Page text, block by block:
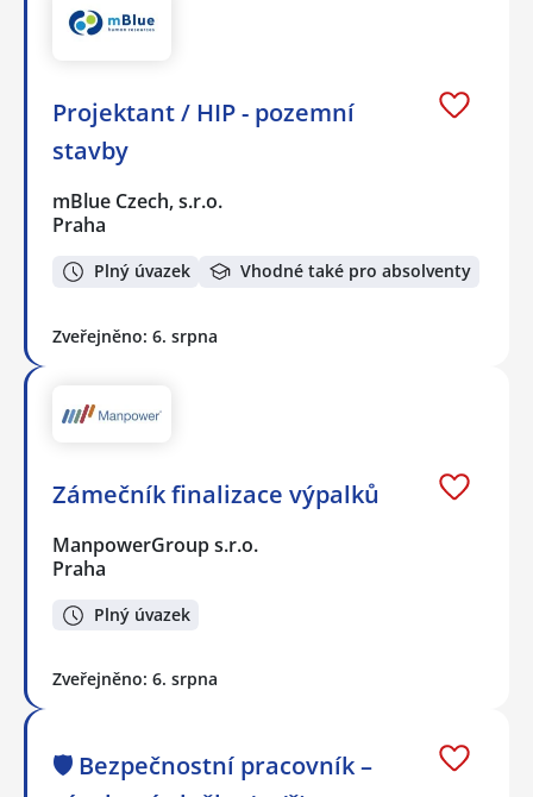
Projektant / HIP - pozemní
stavby
mBlue Czech, s.r.o.
Praha
Plný úvazek Vhodné také pro absolventy
Zveřejněno: 6. srpna
Zámečník finalizace výpalků
ManpowerGroup s.r.o.
Praha
Plný úvazek
Zveřejněno: 6. srpna
🛡️ Bezpečnostní pracovník –